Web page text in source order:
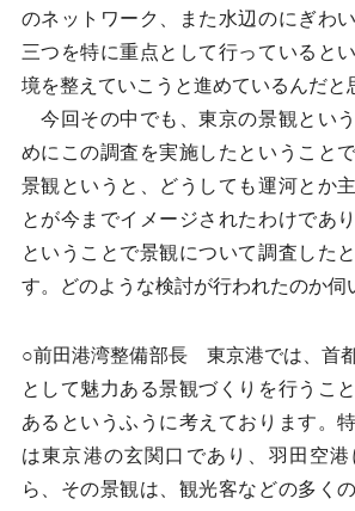
のネットワーク、また水辺のにぎわ
三つを特に重点として行っていると
境を整えていこうと進めているんだと
今回その中でも、東京の景観とい
めにこの調査を実施したということ
景観というと、どうしても運河とか
とが今までイメージされたわけであ
ということで景観について調査した
す。どのような検討が行われたのか伺
○前田港湾整備部長 東京港では、首
として魅力ある景観づくりを行うこ
あるというふうに考えております。
は東京港の玄関口であり、羽田空
ら、その景観は、観光客などの多く